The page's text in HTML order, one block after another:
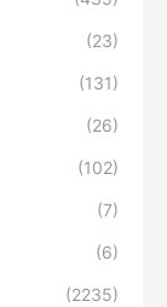
(23)
(131)
(26)
(102)
(7)
(6)
(2235)